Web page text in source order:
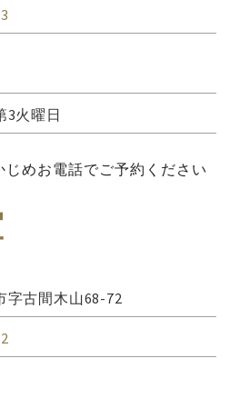
3火曜日
めお電話でご予約ください
字古間木山68-72